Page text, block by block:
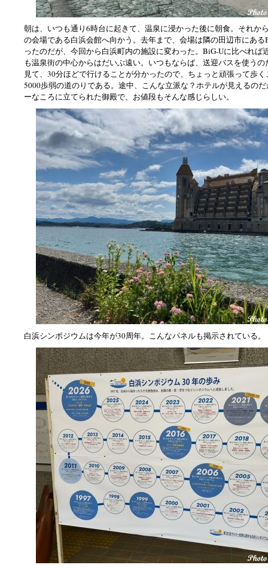
朝は、いつも通り6時台に起きて、温泉に浸かった後に朝食。それか
の会場である白浜会館へ向かう。去年まで、会場は隣の田辺市にあ
ったのだが、今回から白浜町内の施設に変わった。BiG-Uに比べれば
も温泉街の中心からはだいぶ遠い。いつもならば、送迎バスを使う
見て、30分ほどで行けることが分かったので、ちょっと頑張って歩
5000歩弱の道のりである。途中、こんな立派な？ホテルが見えるの
ーなころに立てられた御殿で、お値段もそんな感じらしい。
白浜シンポジウムは今年が30周年。こんなパネルも掲示されている。